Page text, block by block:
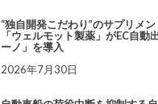
“独自開発こだわり”のサプリメ
「ウェルモット製薬」がEC自動
ーノ」を導入
2026年7月30日